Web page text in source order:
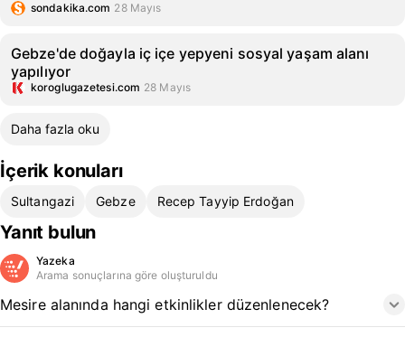
sondakika.com 28 Mayıs
Gebze'de doğayla iç içe yepyeni sosyal yaşam alanı
yapılıyor
koroglugazetesi.com 28 Mayıs
Daha fazla oku
İçerik konuları
Sultangazi Gebze Recep Tayyip Erdoğan
Yanıt bulun
Yazeka
Arama sonuçlarına göre oluşturuldu
Mesire alanında hangi etkinlikler düzenlenecek?